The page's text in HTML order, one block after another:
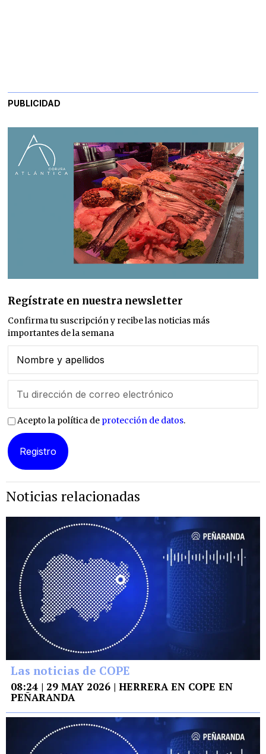
PUBLICIDAD
Regístrate en nuestra newsletter
Confirma tu suscripción y recibe las noticias más
importantes de la semana
Acepto la política de protección de datos.
Noticias relacionadas
Las noticias de COPE
08:24 | 29 MAY 2026 | HERRERA EN COPE EN
PEÑARANDA